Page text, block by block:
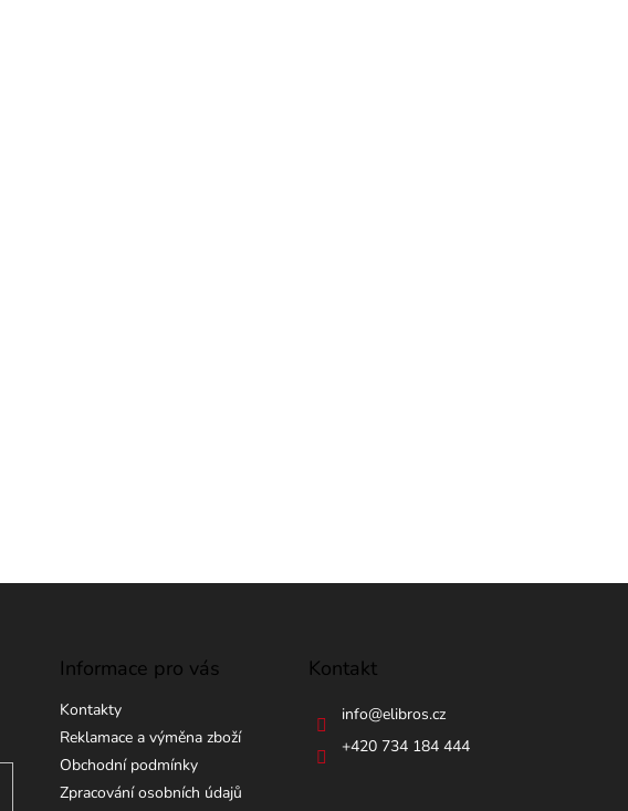
Informace pro vás
Kontakty
Reklamace a výměna zboží
Obchodní podmínky
Zpracování osobních údajů
Kontakt
info@elibros.cz
+420 734 184 444